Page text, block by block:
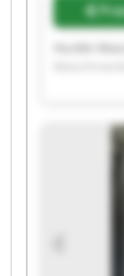
GmbH
GmbH
GmbH
GmbH
GmbH
GmbH